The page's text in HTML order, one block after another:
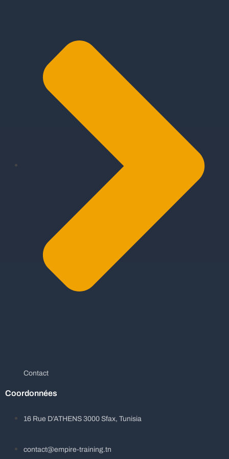
Contact
Coordonnées
16 Rue D’ATHENS 3000 Sfax, Tunisia
contact@empire-training.tn